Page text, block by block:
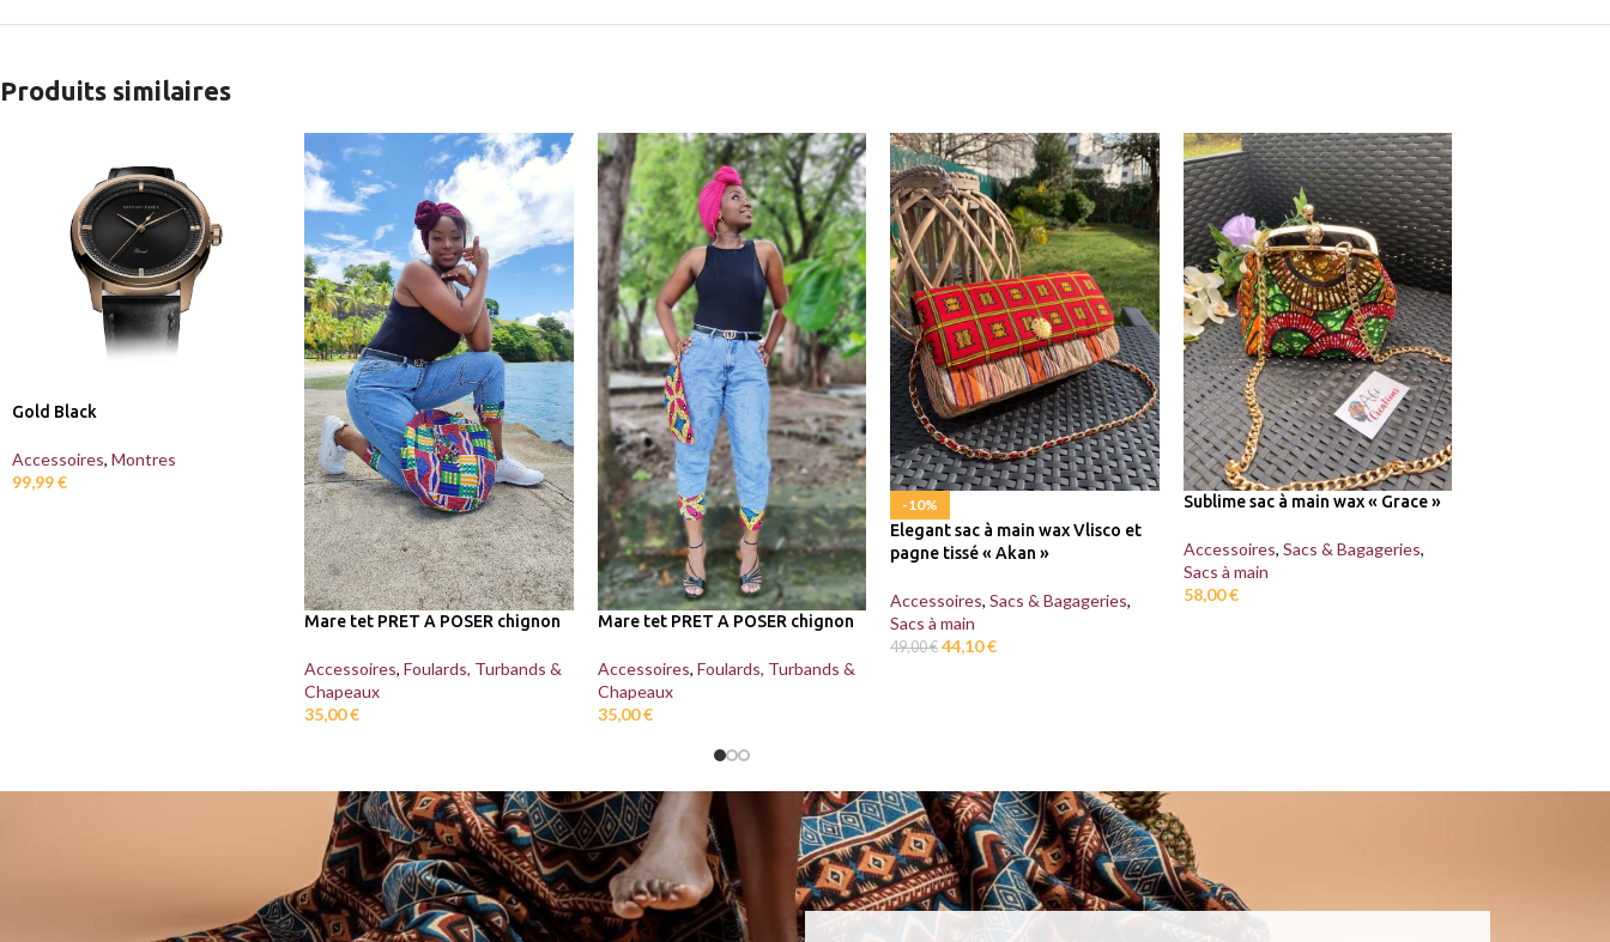
Produits similaires
Gold Black
Accessoires, Montres
99,99€
Mare tet PRET A POSER chignon
Accessoires, Foulards, Turbands &
Chapeaux
35,00€
Mare tet PRET A POSER chignon
Accessoires, Foulards, Turbands &
Chapeaux
35,00€
-10%
Elegant sac à main wax Vlisco et
pagne tissé « Akan »
Accessoires, Sacs & Bagageries,
Sacs à main
49,00€ 44,10€
Sublime sac à main wax « Grace »
Accessoires, Sacs & Bagageries,
Sacs à main
58,00€